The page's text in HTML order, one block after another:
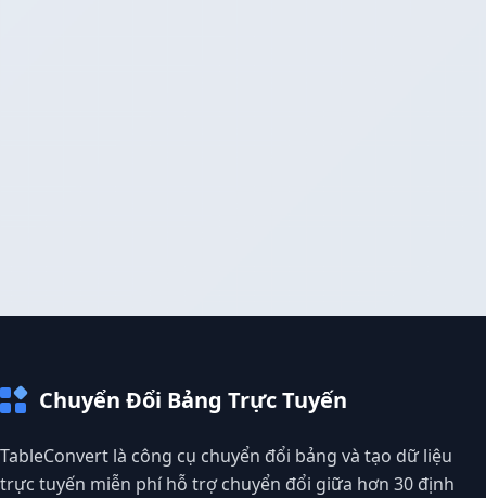
Chuyển Đổi Bảng Trực Tuyến
TableConvert là công cụ chuyển đổi bảng và tạo dữ liệu
trực tuyến miễn phí hỗ trợ chuyển đổi giữa hơn 30 định